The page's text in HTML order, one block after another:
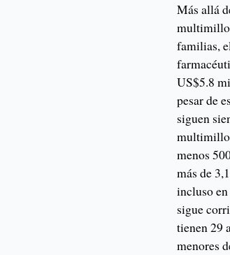
Más allá
familias,
US$5.8
pesar de
siguen
menos
más de
incluso
sigue
tienen 29
menores